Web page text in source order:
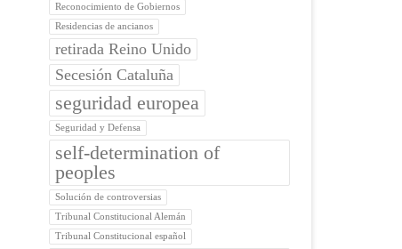
Reconocimiento de Gobiernos
Residencias de ancianos
retirada Reino Unido
Secesión Cataluña
seguridad europea
Seguridad y Defensa
self-determination of
peoples
Solución de controversias
Tribunal Constitucional Alemán
Tribunal Constitucional español